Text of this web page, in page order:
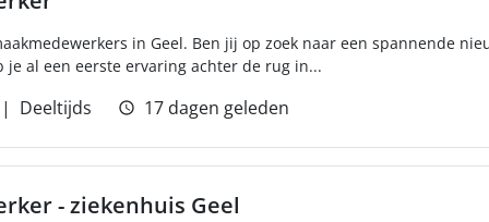
in Geel. Ben jij op zoek naar een spannende
je al een eerste ervaring achter de rug in...
Deeltijds 17 dagen geleden
- ziekenhuis Geel